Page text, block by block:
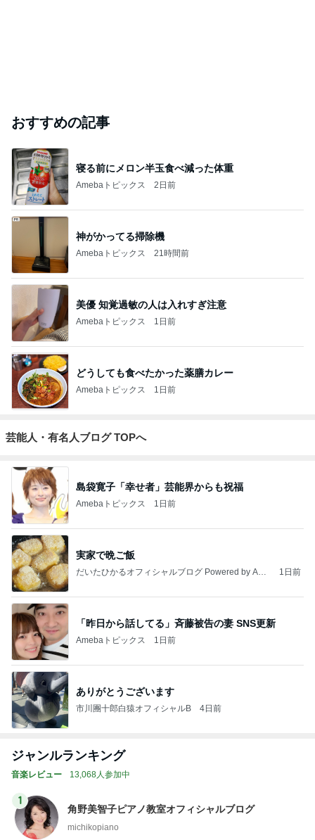
おすすめの記事
寝る前にメロン半玉食べ減った体重
Amebaトピックス 2日前
神がかってる掃除機
Amebaトピックス 21時間前
美優 知覚過敏の人は入れすぎ注意
Amebaトピックス 1日前
どうしても食べたかった薬膳カレー
Amebaトピックス 1日前
芸能人・有名人ブログ TOPへ
島袋寛子「幸せ者」芸能界からも祝福
Amebaトピックス 1日前
実家で晩ご飯
だいたひかるオフィシャルブログ Powered by Ame
1日前
「昨日から話してる」斉藤被告の妻 SNS更新
Amebaトピックス 1日前
ありがとうございます
市川團十郎白猿オフィシャルB 4日前
ジャンルランキング
音楽レビュー 13,068人参加中
1
角野美智子ピアノ教室オフィシャルブログ
michikopiano